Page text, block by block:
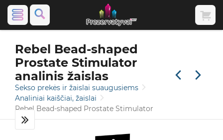
Rebel Bead-shaped
Prostate Stimulator
analinis žaislas
Sekso prekės ir žaislai suaugusiems
Analiniai kaiščiai, žaislai
Rebel Bead-shaped Prostate Stimulator